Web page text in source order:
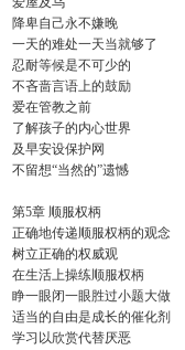
降卑自己永不嫌晚
一天的难处一天当就够了
忍耐等候是不可少的
不吝啬言语上的鼓励
爱在管教之前
了解孩子的内心世界
及早安设保护网
不留想“当然的”遗憾
第5章 顺服权柄
正确地传递顺服权柄的观念
树立正确的权威观
在生活上操练顺服权柄
睁一眼闭一眼胜过小题大做
适当的自由是成长的催化剂
学习以欣赏代替厌恶